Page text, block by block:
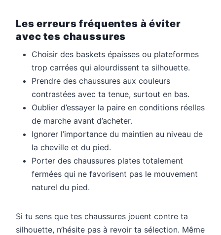
Les erreurs fréquentes à éviter
avec tes chaussures
Choisir des baskets épaisses ou plateformes
trop carrées qui alourdissent ta silhouette.
Prendre des chaussures aux couleurs
contrastées avec ta tenue, surtout en bas.
Oublier d’essayer la paire en conditions réelles
de marche avant d’acheter.
Ignorer l’importance du maintien au niveau de
la cheville et du pied.
Porter des chaussures plates totalement
fermées qui ne favorisent pas le mouvement
naturel du pied.
Si tu sens que tes chaussures jouent contre ta
silhouette, n’hésite pas à revoir ta sélection. Même